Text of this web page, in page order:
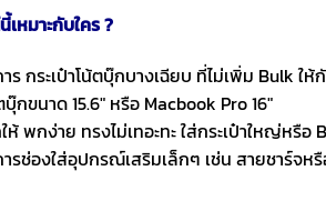
หมาะกับใคร ?
ร กระเป๋าโน้ตบุ๊กบางเฉียบ ที่ไม่เพิ่ม Bulk ให้
บุ๊กขนาด 15.6″ หรือ Macbook Pro 16″
ห้ พกง่าย ทรงไม่เทอะทะ ใส่กระเป๋าใหญ่หรือ
รช่องใส่อุปกรณ์เสริมเล็กๆ เช่น สายชาร์จห